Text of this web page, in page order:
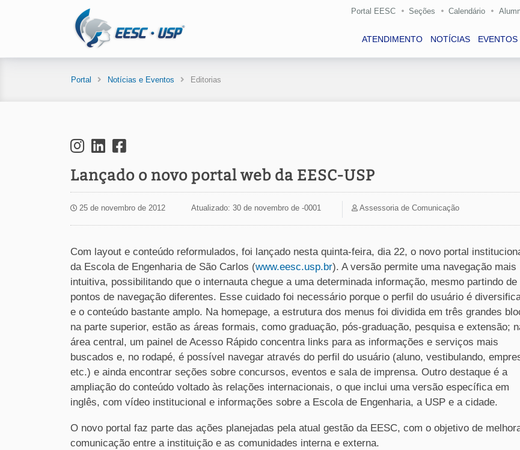
Portal EESC Seções Calendário
ATENDIMENTO NOTÍCIAS EVENTOS
Portal Notícias e Eventos Editorias
Lançado o novo portal web da EESC-USP
25 de novembro de 2012 Atualizado: 30 de novembro de -0001 Assessoria de Comunicação
Com layout e conteúdo reformulados, foi lançado nesta quinta-feira, dia 22, o novo portal
da Escola de Engenharia de São Carlos (www.eesc.usp.br). A versão permite uma navegação mais
intuitiva, possibilitando que o internauta chegue a uma determinada informação, mesmo partindo de
pontos de navegação diferentes. Esse cuidado foi necessário porque o perfil do usuário é
e o conteúdo bastante amplo. Na homepage, a estrutura dos menus foi dividida em três grandes
na parte superior, estão as áreas formais, como graduação, pós-graduação, pesquisa e extensão;
área central, um painel de Acesso Rápido concentra links para as informações e serviços mais
buscados e, no rodapé, é possível navegar através do perfil do usuário (aluno, vestibulando,
etc.) e ainda encontrar seções sobre concursos, eventos e sala de imprensa. Outro destaque é a
ampliação do conteúdo voltado às relações internacionais, o que inclui uma versão específica em
inglês, com vídeo institucional e informações sobre a Escola de Engenharia, a USP e a cidade.
O novo portal faz parte das ações planejadas pela atual gestão da EESC, com o objetivo de
comunicação entre a instituição e as comunidades interna e externa.